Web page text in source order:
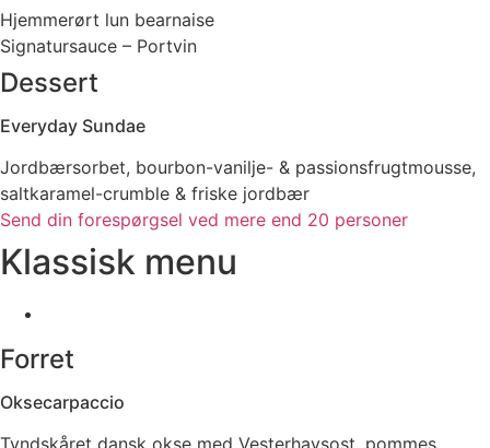
Hjemmerørt lun bearnaise
Signatursauce – Portvin
Dessert
Everyday Sundae
Jordbærsorbet, bourbon-vanilje- & passionsfrugtmousse,
saltkaramel-crumble & friske jordbær
Send din forespørgsel ved mere end 20 personer
Klassisk menu
Forret
Oksecarpaccio
Tyndskåret dansk okse med Vesterhavsost, pommes